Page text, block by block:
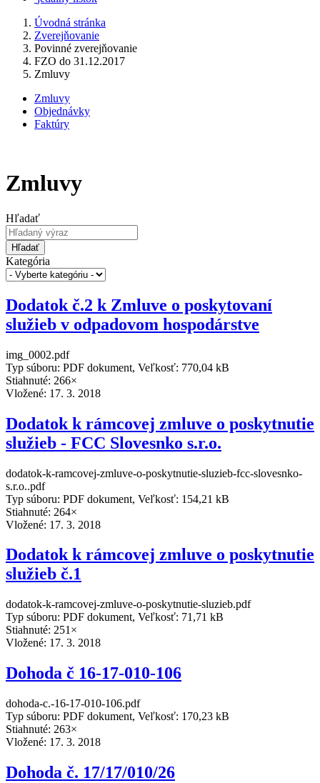
Úvodná stránka
Zverejňovanie
Povinné zverejňovanie
FZO do 31.12.2017
Zmluvy
Zmluvy
Objednávky
Faktúry
Zmluvy
Hľadať
Hľadať
Kategória
Dodatok č.2 k Zmluve o poskytovaní
služieb v odpadovom hospodárstve
img_0002.pdf
Typ súboru: PDF dokument, Veľkosť: 770,04 kB
Stiahnuté: 266×
Vložené: 17. 3. 2018
Dodatok k rámcovej zmluve o poskytnutie
služieb - FCC Slovesnko s.r.o.
dodatok-k-ramcovej-zmluve-o-poskytnutie-sluzieb-fcc-slovesnko-
s.r.o..pdf
Typ súboru: PDF dokument, Veľkosť: 154,21 kB
Stiahnuté: 264×
Vložené: 17. 3. 2018
Dodatok k rámcovej zmluve o poskytnutie
služieb č.1
dodatok-k-ramcovej-zmluve-o-poskytnutie-sluzieb.pdf
Typ súboru: PDF dokument, Veľkosť: 71,71 kB
Stiahnuté: 251×
Vložené: 17. 3. 2018
Dohoda č 16-17-010-106
dohoda-c.-16-17-010-106.pdf
Typ súboru: PDF dokument, Veľkosť: 170,23 kB
Stiahnuté: 263×
Vložené: 17. 3. 2018
Dohoda č. 17/17/010/26